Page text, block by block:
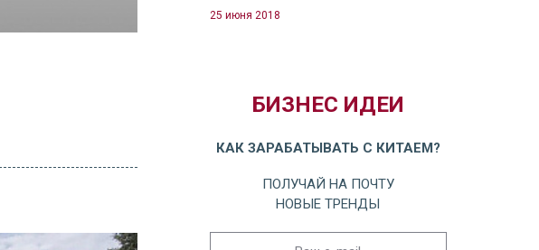
25 июня 2018
БИЗНЕС ИДЕИ
КАК ЗАРАБАТЫВАТЬ С КИТАЕМ?
ПОЛУЧАЙ НА ПОЧТУ
НОВЫЕ ТРЕНДЫ